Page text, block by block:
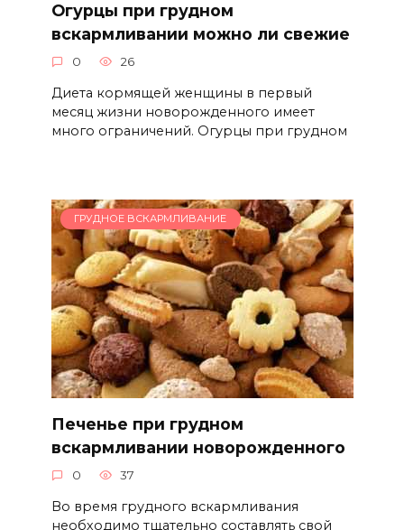
Огурцы при грудном
вскармливании можно ли свежие
0 26
Диета кормящей женщины в первый
месяц жизни новорожденного имеет
много ограничений. Огурцы при грудном
ГРУДНОЕ ВСКАРМЛИВАНИЕ
Печенье при грудном
вскармливании новорожденного
0 37
Во время грудного вскармливания
необходимо тщательно составлять свой